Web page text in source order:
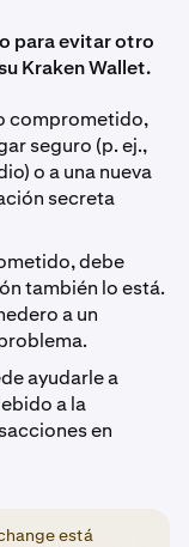
para evitar otro
Kraken Wallet.
comprometido,
seguro (p. ej.,
o a una nueva
secreta
debe
también lo está.
a un
ayudarle a
a la
en
está